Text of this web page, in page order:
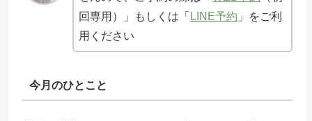
回専用）」もしくは「 LINE予約 」をご利
用ください
今月のひとこと